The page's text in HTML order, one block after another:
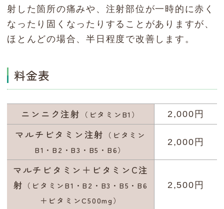
射した箇所の痛みや、注射部位が一時的に赤く
なったり固くなったりすることがありますが、
ほとんどの場合、半日程度で改善します。
料金表
ニンニク注射 （ビタミンB1） 2,000円
マルチビタミン注射
（ビタミン
B1・B2・B3・B5・B6）
2,000円
マルチビタミン＋ビタミンC注
射 （ビタミンB1・B2・B3・B5・B6
＋ビタミンC500mg）
2,500円